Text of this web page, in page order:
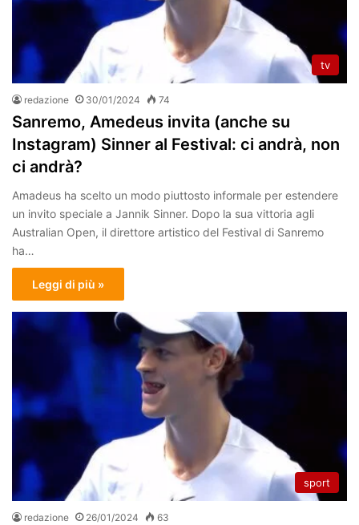
tv
redazione 30/01/2024 74
Sanremo, Amedeus invita (anche su
Instagram) Sinner al Festival: ci andrà, non
ci andrà?
Amadeus ha scelto un modo piuttosto informale per estendere
un invito speciale a Jannik Sinner. Dopo la sua vittoria agli
Australian Open, il direttore artistico del Festival di Sanremo
ha…
Leggi di più »
sport
redazione 26/01/2024 63